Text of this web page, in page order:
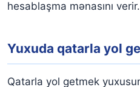
hesablaşma mənasını verir.
Yuxuda qatarla yol
Qatarla yol getmek